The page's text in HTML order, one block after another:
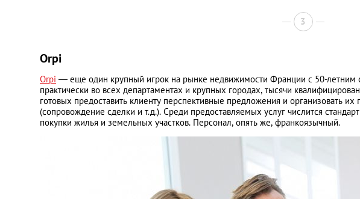
3
Orpi
Orpi — еще один крупный игрок на рынке недвижимости Франции с 50-летним
практически во всех департаментах и крупных городах, тысячи
готовых предоставить клиенту перспективные предложения и организовать
(сопровождение сделки и т.д.). Среди предоставляемых услуг числится
покупки жилья и земельных участков. Персонал, опять же, франкоязычный.